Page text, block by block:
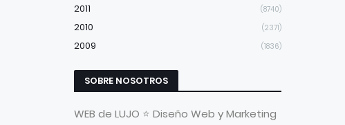
2011 (8740)
2010 (2371)
2009 (1836)
SOBRE NOSOTROS
WEB de LUJO ⭐ Diseño Web y Marketing